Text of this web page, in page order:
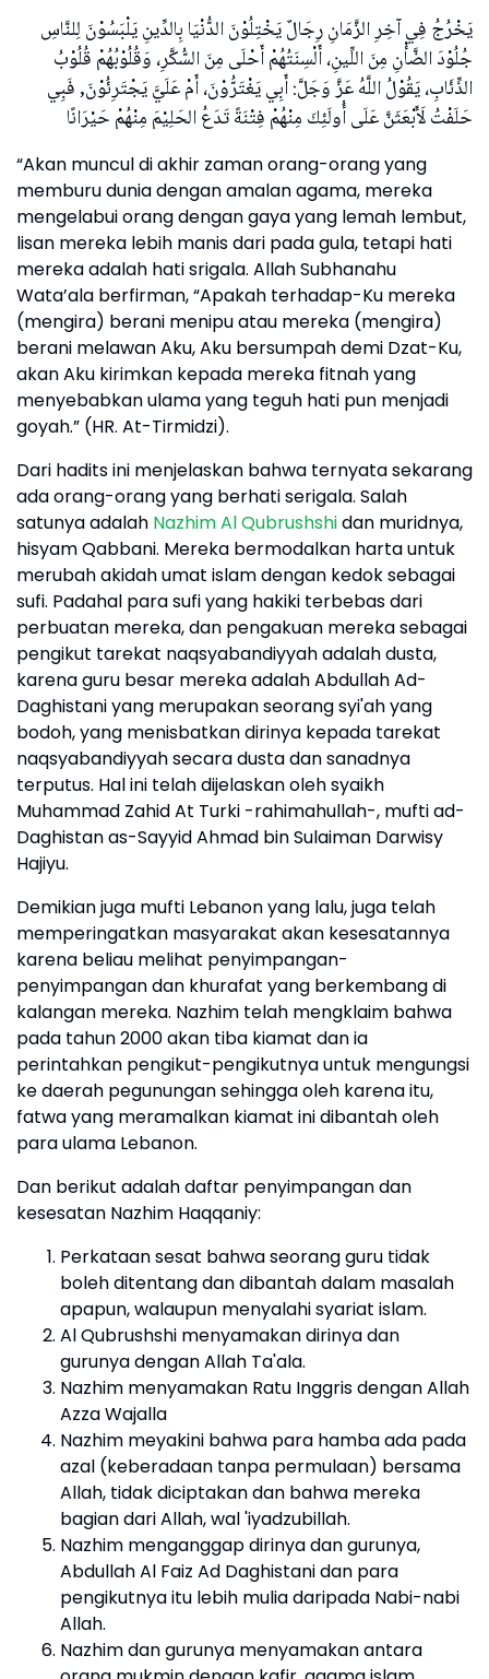
يَخْرُجُ فِي آخِرِ الزَّمَانِ رِجَالٌ يَخْتِلُوْنَ الدُّنْيَا بِالدِّينِ يَلْبَسُوْنَ لِلنَّاسِ
جُلُوْدَ الضَّأْنِ مِنَ اللِّينِ، أَلْسِنَتُهُمْ أَحْلَى مِنَ السُّكَّرِ، وَقُلُوْبُهُمْ قُلُوْبُ
الذِّئَابِ، يَقُوْلُ اللَّهُ عَزَّ وَجَلَّ: أَبِي يَغْتَرُّوْنَ، أَمْ عَلَيَّ يَجْتَرِئُوْنَ, فَبِي
حَلَفْتُ لَأَبْعَثَنَّ عَلَى أُولَئِكَ مِنْهُمْ فِتْنَةً تَدَعُ الحَلِيْمَ مِنْهُمْ حَيْرَانًا
“Akan muncul di akhir zaman orang-orang yang
memburu dunia dengan amalan agama, mereka
mengelabui orang dengan gaya yang lemah lembut,
lisan mereka lebih manis dari pada gula, tetapi hati
mereka adalah hati srigala. Allah Subhanahu
Wata’ala berfirman, “Apakah terhadap-Ku mereka
(mengira) berani menipu atau mereka (mengira)
berani melawan Aku, Aku bersumpah demi Dzat-Ku,
akan Aku kirimkan kepada mereka fitnah yang
menyebabkan ulama yang teguh hati pun menjadi
goyah.” (HR. At-Tirmidzi).
Dari hadits ini menjelaskan bahwa ternyata sekarang
ada orang-orang yang berhati serigala. Salah
satunya adalah Nazhim Al Qubrushshidan muridnya,
hisyam Qabbani. Mereka bermodalkan harta untuk
merubah akidah umat islam dengan kedok sebagai
sufi. Padahal para sufi yang hakiki terbebas dari
perbuatan mereka, dan pengakuan mereka sebagai
pengikut tarekat naqsyabandiyyah adalah dusta,
karena guru besar mereka adalah Abdullah Ad-
Daghistani yang merupakan seorang syi'ah yang
bodoh, yang menisbatkan dirinya kepada tarekat
naqsyabandiyyah secara dusta dan sanadnya
terputus. Hal ini telah dijelaskan oleh syaikh
Muhammad Zahid At Turki -rahimahullah-, mufti ad-
Daghistan as-Sayyid Ahmad bin Sulaiman Darwisy
Hajiyu.
Demikian juga mufti Lebanon yang lalu, juga telah
memperingatkan masyarakat akan kesesatannya
karena beliau melihat penyimpangan-
penyimpangan dan khurafat yang berkembang di
kalangan mereka. Nazhim telah mengklaim bahwa
pada tahun 2000 akan tiba kiamat dan ia
perintahkan pengikut-pengikutnya untuk mengungsi
ke daerah pegunungan sehingga oleh karena itu,
fatwa yang meramalkan kiamat ini dibantah oleh
para ulama Lebanon.
Dan berikut adalah daftar penyimpangan dan
kesesatan Nazhim Haqqaniy:
Perkataan sesat bahwa seorang guru tidak
boleh ditentang dan dibantah dalam masalah
apapun, walaupun menyalahi syariat islam.
Al Qubrushshi menyamakan dirinya dan
gurunya dengan Allah Ta'ala.
Nazhim menyamakan Ratu Inggris dengan Allah
Azza Wajalla
Nazhim meyakini bahwa para hamba ada pada
azal (keberadaan tanpa permulaan) bersama
Allah, tidak diciptakan dan bahwa mereka
bagian dari Allah, wal 'iyadzubillah.
Nazhim menganggap dirinya dan gurunya,
Abdullah Al Faiz Ad Daghistani dan para
pengikutnya itu lebih mulia daripada Nabi-nabi
Allah.
Nazhim dan gurunya menyamakan antara